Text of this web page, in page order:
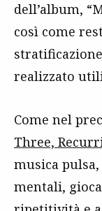
dell’album,
così come
realizzato
Come nel
Three,
musica
mentali,